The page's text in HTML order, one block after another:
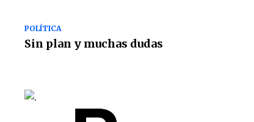
POLÍTICA
Sin plan y muchas dudas